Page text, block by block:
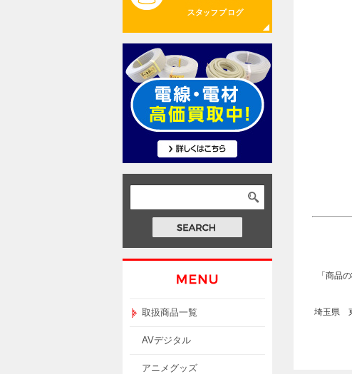
「商品
埼玉県
取扱商品一覧
AVデジタル
アニメグッズ